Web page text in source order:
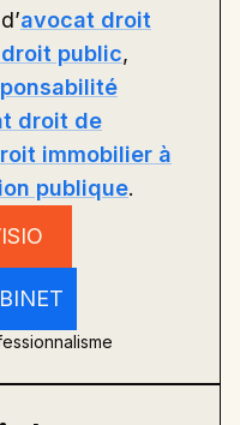
avocat droit
public,
droit de
immobilier à
publique.